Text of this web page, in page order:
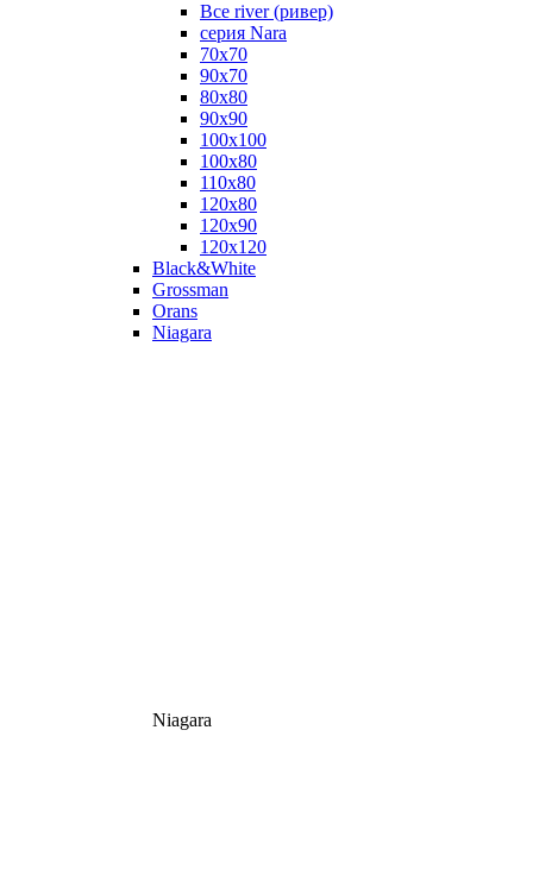
Все river (ривер)
серия Nara
70х70
90х70
80x80
90x90
100x100
100х80
110х80
120x80
120х90
120х120
Black&White
Grossman
Orans
Niagara
Niagara